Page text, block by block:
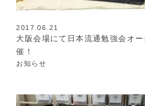
2017.06.21
大阪会場にて日本流通勉強会オー
催！
お知らせ